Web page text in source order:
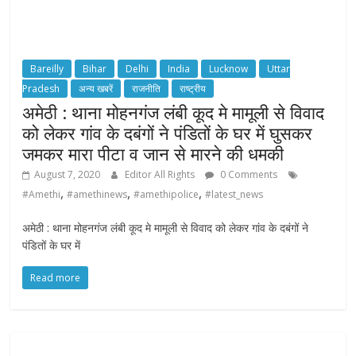
Bareilly Bihar Delhi India Lucknow
Uttar
Pradesh
अन्य खबरें राजनीति राष्ट्रीय
अमेठी : थाना मोहनगंज लंबी कूद मे मामूली से विवाद
को लेकर गांव के दबंगों ने पंडितों के घर में घुसकर
जमकर मारा पीटा व जान से मारने की धमकी
August 7, 2020 Editor All Rights
0 Comments
#Amethi,#amethinews,#amethipolice,#latest_news
अमेठी : थाना मोहनगंज लंबी कूद मे मामूली से विवाद को लेकर गांव के दबंगों ने
पंडितों के घर में
Read more